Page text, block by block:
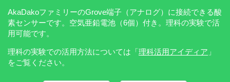
AkaDakoファミリーのGrove端子（アナログ）に接続できる酸
素センサーです。空気亜鉛電池（6個）付き。理科の実験で活
用可能です。
理科の実験での活用方法については「理科活用アイディア 」
をご覧ください。